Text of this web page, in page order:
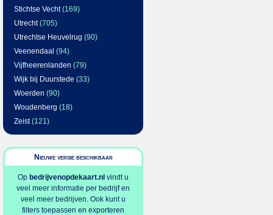
Stichtse Vecht(169)
Utrecht(705)
Utrechtse Heuvelrug (90)
Veenendaal (94)
Vijfheerenlanden (79)
Wijk bij Duurstede (33)
Woerden (90)
Woudenberg (18)
Zeist(121)
Nieuwe versie beschikbaar
Op bedrijvenopdekaart.nl vindt u
veel meer informatie per bedrijf en
veel meer bedrijven. Ook kunt u
filters toepassen en exporteren